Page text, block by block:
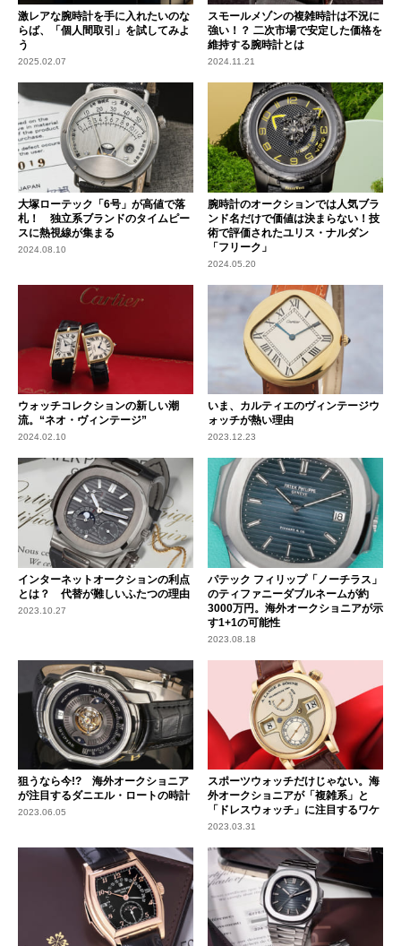
激レアな腕時計を手に入れたいのな
らば、「個人間取引」を試してみよ
う
2025.02.07
スモールメゾンの複雑時計は不況に
強い！？ 二次市場で安定した価格を
維持する腕時計とは
2024.11.21
大塚ローテック「6号」が高値で落
札！ 独立系ブランドのタイムピー
スに熱視線が集まる
2024.08.10
腕時計のオークションでは人気ブラ
ンド名だけで価値は決まらない！技
術で評価されたユリス・ナルダン
「フリーク」
2024.05.20
ウォッチコレクションの新しい潮
流。“ネオ・ヴィンテージ”
2024.02.10
いま、カルティエのヴィンテージウ
ォッチが熱い理由
2023.12.23
インターネットオークションの利点
とは？ 代替が難しいふたつの理由
2023.10.27
パテック フィリップ「ノーチラス」
のティファニーダブルネームが約
3000万円。海外オークショニアが示
す1+1の可能性
2023.08.18
狙うなら今!? 海外オークショニア
が注目するダニエル・ロートの時計
2023.06.05
スポーツウォッチだけじゃない。海
外オークショニアが「複雑系」と
「ドレスウォッチ」に注目するワケ
2023.03.31